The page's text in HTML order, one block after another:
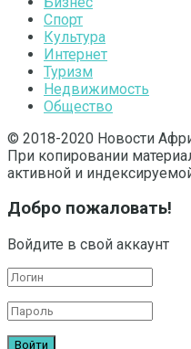
Спорт
Культура
Интернет
Туризм
Недвижимость
Общество
© 2018-2020 Новости
При копировании
активной и
Добро пожаловать!
Войдите в свой аккаунт